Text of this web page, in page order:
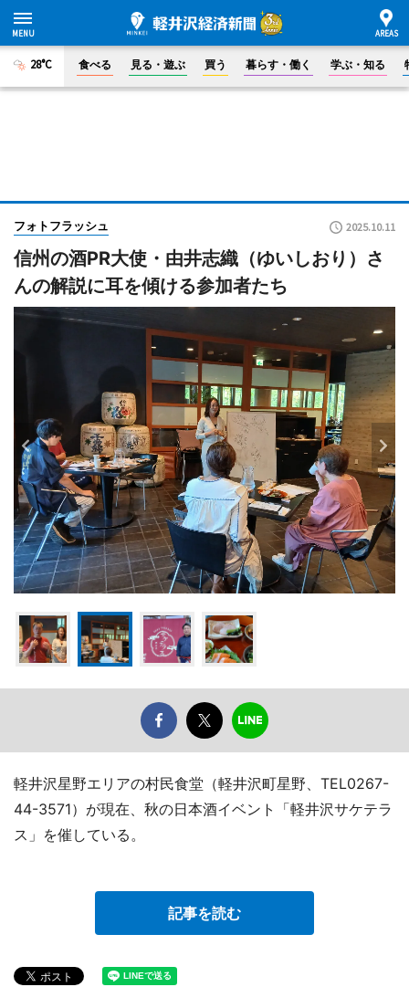
28°C 食べる 見る・遊ぶ 買う 暮らす・働く 学ぶ・知る
フォトフラッシュ 2025.10.11
信州の酒PR大使・由井志織（ゆいしおり）さ
んの解説に耳を傾ける参加者たち
軽井沢星野エリアの村民食堂（軽井沢町星野、TEL0267-
44-3571）が現在、秋の日本酒イベント「軽井沢サケテラ
ス」を催している。
記事を読む